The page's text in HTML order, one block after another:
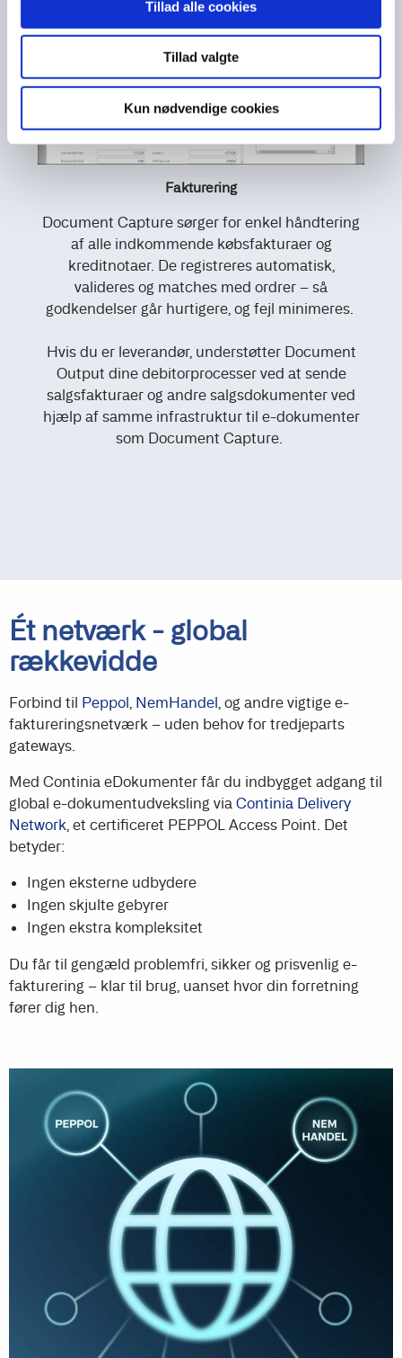
Tillad alle cookies
Tillad valgte
Kun nødvendige cookies
Fakturering
Document Capture sørger for enkel håndtering
af alle indkommende købsfakturaer og
kreditnotaer. De registreres automatisk,
valideres og matches med ordrer – så
godkendelser går hurtigere, og fejl minimeres.
Hvis du er leverandør, understøtter Document
Output dine debitorprocesser ved at sende
salgsfakturaer og andre salgsdokumenter ved
hjælp af samme infrastruktur til e-dokumenter
som Document Capture.
Ét netværk - global
rækkevidde
Forbind til Peppol, NemHandel, og andre vigtige e-
faktureringsnetværk – uden behov for tredjeparts
gateways.
Med Continia eDokumenter får du indbygget adgang til
global e-dokumentudveksling via Continia Delivery
Network, et certificeret PEPPOL Access Point. Det
betyder:
Ingen eksterne udbydere
Ingen skjulte gebyrer
Ingen ekstra kompleksitet
Du får til gengæld problemfri, sikker og prisvenlig e-
fakturering – klar til brug, uanset hvor din forretning
fører dig hen.